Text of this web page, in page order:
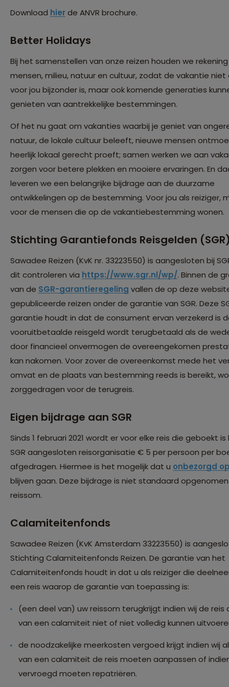
Download hierde ANVR brochure.
Better Holidays
Bij het samenstellen van onze reizen houden we
mensen, milieu, natuur en cultuur, zodat de vakantie niet
voor jou bijzonder is, maar ook komende generaties
genieten van aantrekkelijke bestemmingen.
Of het nu gaat om vakanties waarbij je geniet van
natuur, de lokale cultuur beleeft, nieuwe mensen
heerlijk lokaal gerecht proeft; samen werken we aan
zorgen voor betere plekken en mooiere ervaringen. En
leveren we een belangrijke bijdrage aan de duurzame
ontwikkelingen op de bestemming. Voor jou als reiziger,
voor de mensen die op de vakantiebestemming wonen.
Stichting Garantiefonds Reisgelden
Sawadee Reizen (KvK nr. 33223550) is aangesloten bij
dit controleren via https://www.sgr.nl/wp/. Binnen de
van de SGR-garantieregeling vallen de op deze
gepubliceerde reizen onder de garantie van SGR. Deze
garantie houdt in dat de consument ervan verzekerd is
vooruitbetaalde reisgeld wordt terugbetaald als de
door financieel onvermogen de overeengekomen
kan nakomen. Voor zover de overeenkomst mede het
omvat en de plaats van bestemming reeds is bereikt,
zorggedragen voor de terugreis.
Eigen bijdrage aan SGR
Sinds 1 februari 2021 wordt er voor elke reis die geboekt is
SGR aangesloten reisorganisatie € 5 per persoon per
afgedragen. Hiermee is het mogelijk dat u onbezorgd
blijven gaan. Deze bijdrage is niet standaard
reissom.
Calamiteitenfonds
Sawadee Reizen (KvK Amsterdam 33223550) is
Stichting Calamiteitenfonds Reizen. De garantie van het
Calamiteitenfonds houdt in dat u als reiziger die
een reis waarop de garantie van toepassing is:
(een deel van) uw reissom terugkrijgt indien wij de reis
van een calamiteit niet of niet volledig kunnen
de noodzakelijke meerkosten vergoed krijgt indien wij
van een calamiteit de reis moeten aanpassen of
vervroegd moeten repatriëren.